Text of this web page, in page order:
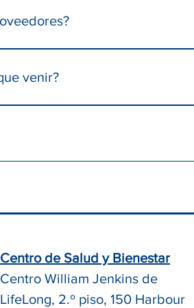
vienen con regularidad a
venir?
edificio. Todo el personal y los
Centro de Salud y Bienestar
Centro William Jenkins de
LifeLong, 2.º piso, 150 Harbour